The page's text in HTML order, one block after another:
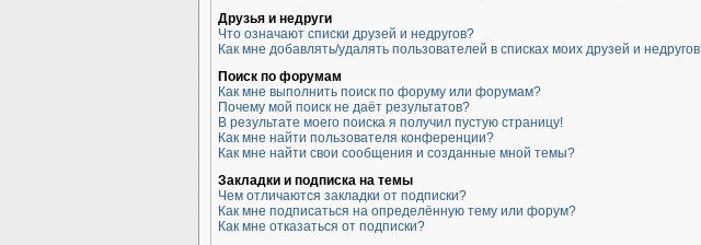
Друзья и недруги
Что означают списки друзей и недругов?
Как мне добавлять/удалять пользователей в списках моих друзей и
Поиск по форумам
Как мне выполнить поиск по форуму или форумам?
Почему мой поиск не даёт результатов?
В результате моего поиска я получил пустую страницу!
Как мне найти пользователя конференции?
Как мне найти свои сообщения и созданные мной темы?
Закладки и подписка на темы
Чем отличаются закладки от подписки?
Как мне подписаться на определённую тему или форум?
Как мне отказаться от подписки?